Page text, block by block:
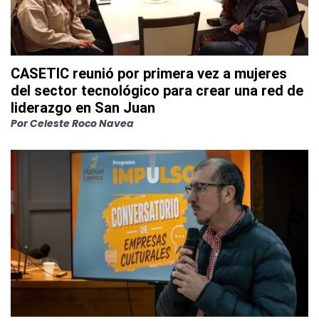
CASETIC reunió por primera vez a mujeres
del sector tecnológico para crear una red de
liderazgo en San Juan
PorCeleste Roco Navea